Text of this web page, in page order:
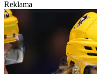
Reklama